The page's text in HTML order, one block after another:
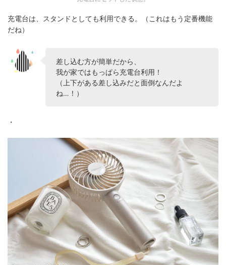
充電台は、スタンドとしても利用できる。（これはもう定番機能
だね）
差し込む方が簡単だから、
我が家ではもっぱら充電台利用！
（上下がある差し込みだと面倒なんだよ
ね…！）
・